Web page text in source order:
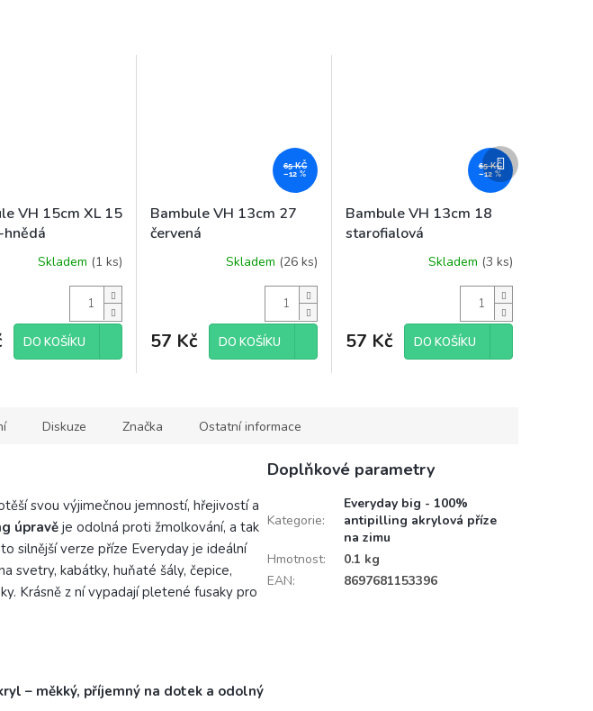
VH 15cm XL 15
hnědá
Skladem (1 ks)
DO KOŠÍKU
65 KČ
–12 %
Bambule VH 13cm 27
červená
Skladem (26 ks)
57 Kč DO KOŠÍKU
65 KČ
–12 %
Bambule VH 13cm 18
starofialová
Skladem (3 ks)
57 Kč DO KOŠÍKU
Další
produkt
Diskuze Značka Ostatní informace
svou výjimečnou jemností, hřejivostí a
úpravě je odolná proti žmolkování, a tak
silnější verze příze Everyday je ideální
svetry, kabátky, huňaté šály, čepice,
Krásně z ní vypadají pletené fusaky pro
– měkký, příjemný na dotek a odolný
Doplňkové parametry
Kategorie:
Everyday big - 100%
antipilling akrylová příze
na zimu
Hmotnost:
0.1 kg
EAN: 8697681153396